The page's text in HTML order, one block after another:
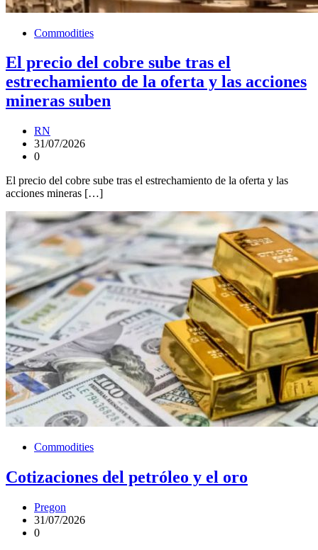
Commodities
El precio del cobre sube tras el
estrechamiento de la oferta y las acciones
mineras suben
RN
31/07/2026
0
El precio del cobre sube tras el estrechamiento de la oferta y las
acciones mineras […]
Commodities
Cotizaciones del petróleo y el oro
Pregon
31/07/2026
0